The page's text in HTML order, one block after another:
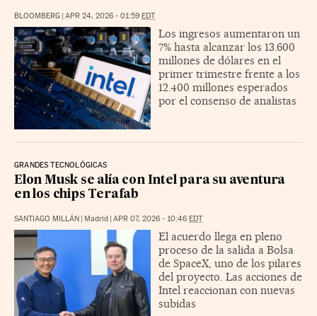
BLOOMBERG APR 24, 2026 - 01:59 EDT
Los ingresos aumentaron un
7% hasta alcanzar los 13.600
millones de dólares en el
primer trimestre frente a los
12.400 millones esperados
por el consenso de analistas
GRANDES TECNOLÓGICAS
Elon Musk se alía con Intel para su aventura
en los chips Terafab
SANTIAGO MILLÁN Madrid APR 07, 2026 - 10:46 EDT
El acuerdo llega en pleno
proceso de la salida a Bolsa
de SpaceX, uno de los pilares
del proyecto. Las acciones de
Intel reaccionan con nuevas
subidas